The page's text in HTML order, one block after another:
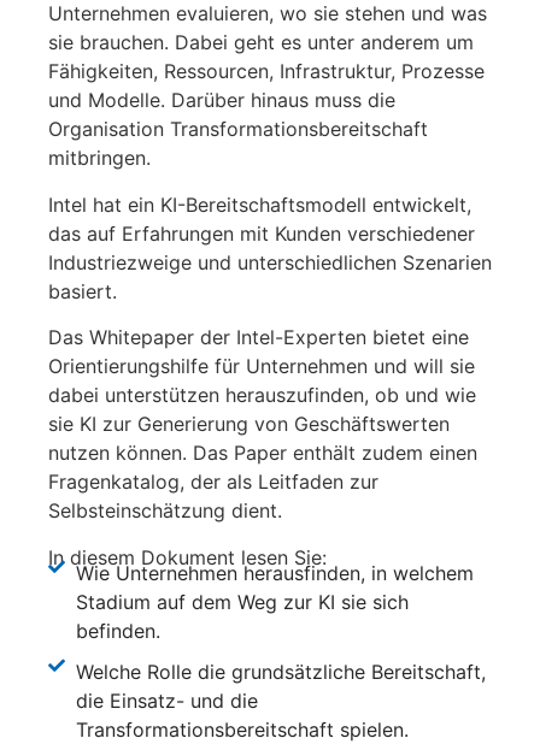
Unternehmen evaluieren, wo sie stehen und was
sie brauchen. Dabei geht es unter anderem um
Fähigkeiten, Ressourcen, Infrastruktur, Prozesse
und Modelle. Darüber hinaus muss die
Organisation Transformationsbereitschaft
mitbringen.
Intel hat ein KI-Bereitschaftsmodell entwickelt,
das auf Erfahrungen mit Kunden verschiedener
Industriezweige und unterschiedlichen Szenarien
basiert.
Das Whitepaper der Intel-Experten bietet eine
Orientierungshilfe für Unternehmen und will sie
dabei unterstützen herauszufinden, ob und wie
sie KI zur Generierung von Geschäftswerten
nutzen können. Das Paper enthält zudem einen
Fragenkatalog, der als Leitfaden zur
Selbsteinschätzung dient.
In diesem Dokument lesen Sie:
Wie Unternehmen herausfinden, in welchem
Stadium auf dem Weg zur KI sie sich
befinden.
Welche Rolle die grundsätzliche Bereitschaft,
die Einsatz- und die
Transformationsbereitschaft spielen.